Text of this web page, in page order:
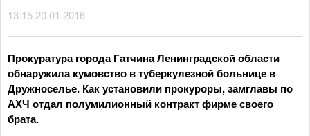
13:15 20.01.2016
Прокуратура города Гатчина Ленинградской области
обнаружила кумовство в туберкулезной больнице в
Дружноселье. Как установили прокуроры, замглавы по
АХЧ отдал полумилионный контракт фирме своего
брата.